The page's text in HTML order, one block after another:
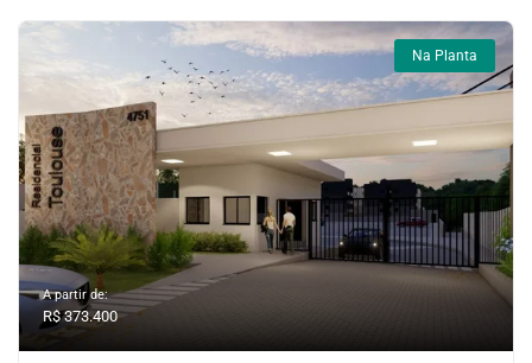
Na Planta
A partir de:
R$ 373.400